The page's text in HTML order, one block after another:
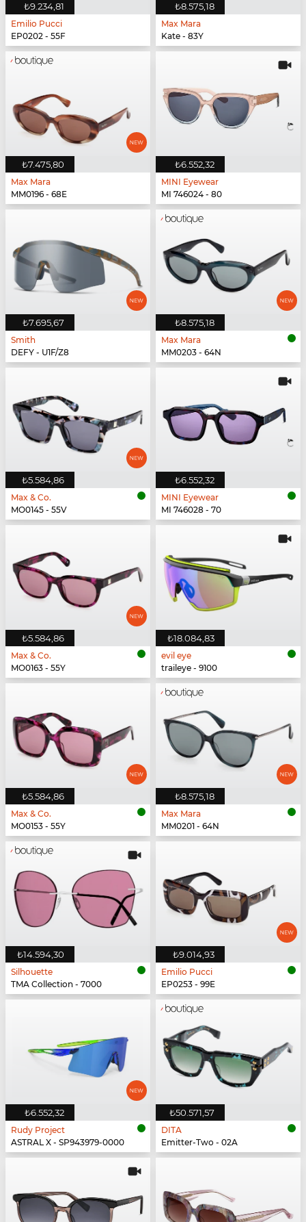
₺9.234,81
Emilio Pucci
EP0202 - 55F
₺8.575,18
Max Mara
Kate - 83Y
₺7.475,80
Max Mara
MM0196 - 68E
₺6.552,32
MINI Eyewear
MI 746024 - 80
₺7.695,67
Smith
DEFY - U1F/Z8
₺8.575,18
Max Mara
MM0203 - 64N
₺5.584,86
Max & Co.
MO0145 - 55V
₺6.552,32
MINI Eyewear
MI 746028 - 70
₺5.584,86
Max & Co.
MO0163 - 55Y
₺18.084,83
evil eye
traileye - 9100
₺5.584,86
Max & Co.
MO0153 - 55Y
₺8.575,18
Max Mara
MM0201 - 64N
₺14.594,30
Silhouette
TMA Collection - 7000
₺9.014,93
Emilio Pucci
EP0253 - 99E
₺6.552,32
Rudy Project
ASTRAL X - SP943979-0000
₺50.571,57
DITA
Emitter-Two - 02A